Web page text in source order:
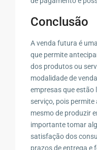
Conclusão
A venda futura é
que permite
dos produtos ou
modalidade de
empresas que
serviço, pois
mesmo de produzir
importante tomar
satisfação dos
prazos de entrega e